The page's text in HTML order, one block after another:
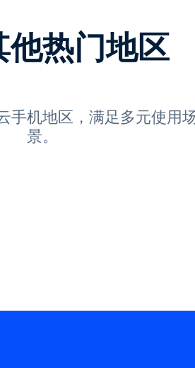
他热门地区
手机地区，满足多元使用
景。